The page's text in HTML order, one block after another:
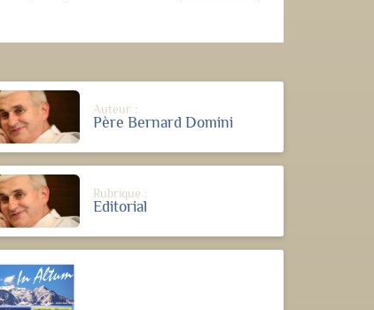
Auteur :
Père Bernard Domini
Rubrique :
Editorial